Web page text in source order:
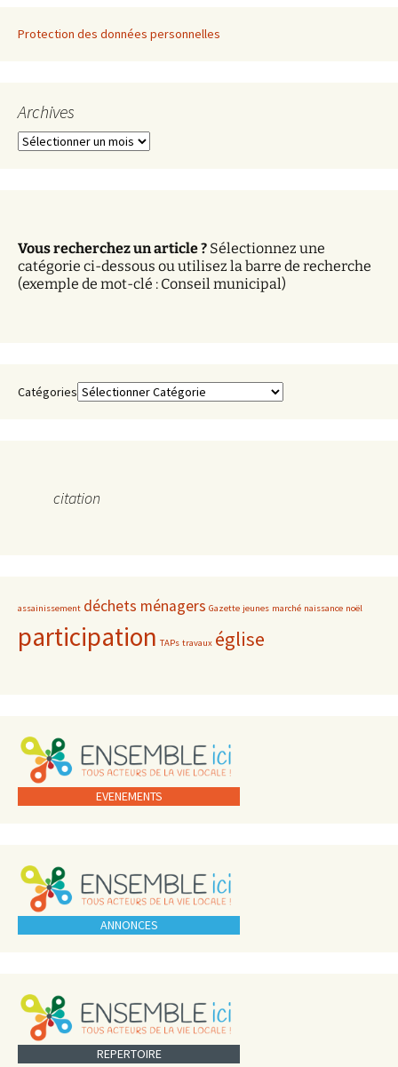
Protection des données personnelles
Archives
A
e
s
Vous recherchez un article ? Sélectionnez une
catégorie ci-dessous ou utilisez la barre de recherche
(exemple de mot-clé : Conseil municipal)
Catégories
citation
assainissement déchets ménagers Gazette jeunes marché naissance noël
participation TAPs travaux église
EVENEMENTS
ANNONCES
REPERTOIRE